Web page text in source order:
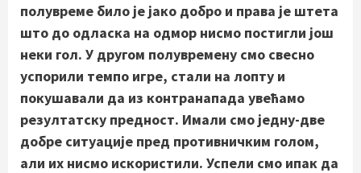
полувреме било је јако добро и права је штета
што до одласка на одмор нисмо постигли још
неки гол. У другом полувремену смо свесно
успорили темпо игре, стали на лопту и
покушавали да из контранапада увећамо
резултатску предност. Имали смо једну-две
добре ситуације пред противничким голом,
али их нисмо искористили. Успели смо ипак да